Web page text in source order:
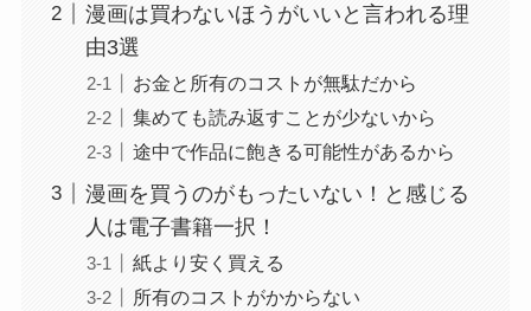
漫画は買わないほうがいいと言われる理
由3選
お金と所有のコストが無駄だから
集めても読み返すことが少ないから
途中で作品に飽きる可能性があるから
漫画を買うのがもったいない！と感じる
人は電子書籍一択！
紙より安く買える
所有のコストがかからない